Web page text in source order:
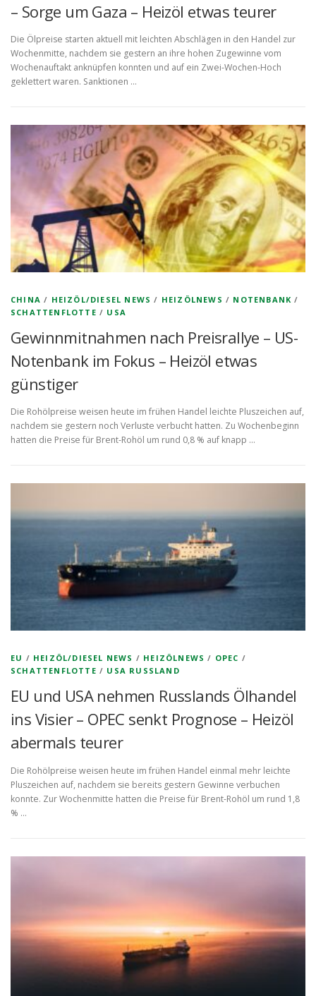
– Sorge um Gaza – Heizöl etwas teurer
Die Ölpreise starten aktuell mit leichten Abschlägen in den Handel zur
Wochenmitte, nachdem sie gestern an ihre hohen Zugewinne vom
Wochenauftakt anknüpfen konnten und auf ein Zwei-Wochen-Hoch
geklettert waren. Sanktionen …
CHINA / HEIZÖL/DIESEL NEWS / HEIZÖLNEWS / NOTENBANK /
SCHATTENFLOTTE / USA
Gewinnmitnahmen nach Preisrallye – US-
Notenbank im Fokus – Heizöl etwas
günstiger
Die Rohölpreise weisen heute im frühen Handel leichte Pluszeichen auf,
nachdem sie gestern noch Verluste verbucht hatten. Zu Wochenbeginn
hatten die Preise für Brent-Rohöl um rund 0,8 % auf knapp …
EU / HEIZÖL/DIESEL NEWS / HEIZÖLNEWS / OPEC /
SCHATTENFLOTTE / USA RUSSLAND
EU und USA nehmen Russlands Ölhandel
ins Visier – OPEC senkt Prognose – Heizöl
abermals teurer
Die Rohölpreise weisen heute im frühen Handel einmal mehr leichte
Pluszeichen auf, nachdem sie bereits gestern Gewinne verbuchen
konnte. Zur Wochenmitte hatten die Preise für Brent-Rohöl um rund 1,8
% …